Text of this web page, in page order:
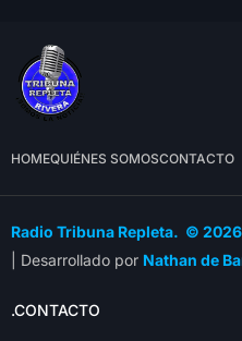
HOMEQUIÉNES SOMOSCONTACTO
Radio Tribuna Repleta. © 2026
| Desarrollado por Nathan de
.CONTACTO